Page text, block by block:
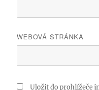
WEBOVÁ STRÁNKA
Uložit do prohlížeče